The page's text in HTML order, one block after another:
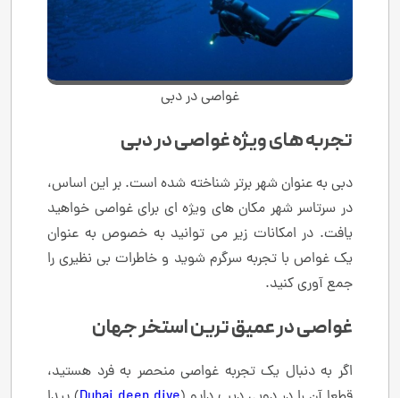
غواصی در دبی
تجربه های ویژه غواصی در دبی
دبی به عنوان شهر برتر شناخته شده است. بر این اساس،
در سرتاسر شهر مکان های ویژه ای برای غواصی خواهید
یافت. در امکانات زیر می توانید به خصوص به عنوان
یک غواص با تجربه سرگرم شوید و خاطرات بی نظیری را
جمع آوری کنید.
غواصی در عمیق ترین استخر جهان
اگر به دنبال یک تجربه غواصی منحصر به فرد هستید،